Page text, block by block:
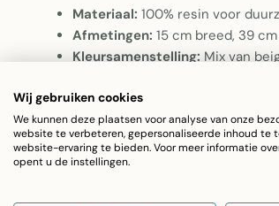
Materiaal: 100% resin voor
Afmetingen: 15 cm breed, 39
Kleursamenstelling: Mix van
Stabiliteit:Weegt 3,6 kg en rust
J-Line Deco Abstract On Base Resin
Dit decoratieve resin beeldje brengt
object op voet combineert warme
Wij gebruiken cookies
We kunnen deze plaatsen voor analyse van onze
website te verbeteren, gepersonaliseerde inhoud te
website-ervaring te bieden. Voor meer informatie
opent u de instellingen.